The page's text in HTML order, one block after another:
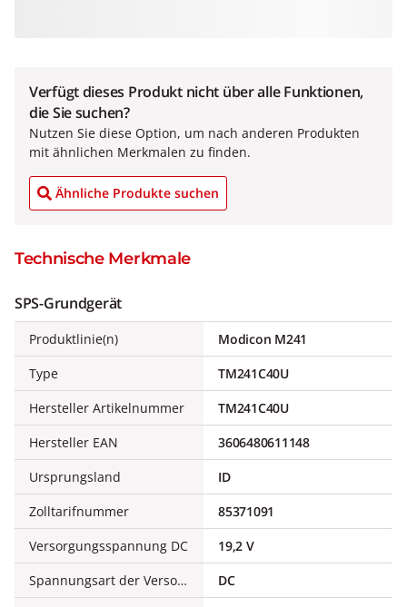
Verfügt dieses Produkt nicht über alle Funktionen,
die Sie suchen?
Nutzen Sie diese Option, um nach anderen Produkten
mit ähnlichen Merkmalen zu finden.
Ähnliche Produkte suchen
Technische Merkmale
SPS-Grundgerät
Produktlinie(n)
Modicon M241
Type
TM241C40U
Hersteller Artikelnummer
TM241C40U
Hersteller EAN
3606480611148
Ursprungsland
ID
Zolltarifnummer
85371091
Versorgungsspannung DC
19,2 V
Spannungsart der Versorgungsspannung
DC